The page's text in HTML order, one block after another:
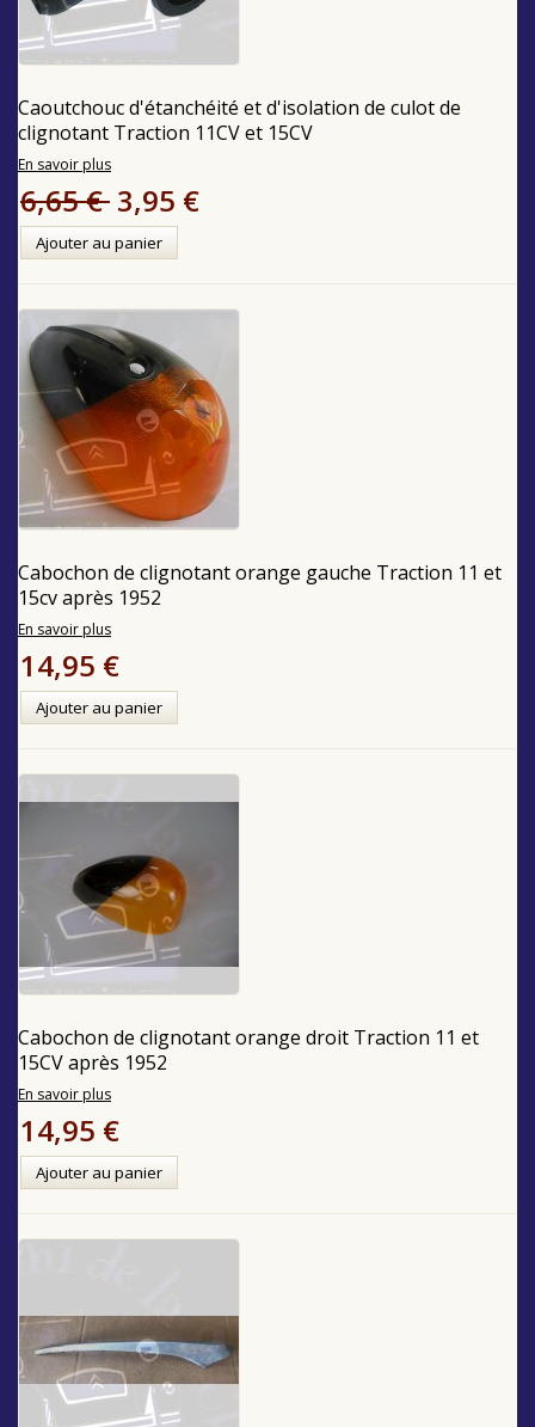
Caoutchouc d'étanchéité et d'isolation de culot de
clignotant Traction 11CV et 15CV
En savoir plus
6,65 € 3,95 €
Ajouter au panier
Cabochon de clignotant orange gauche Traction 11 et
15cv après 1952
En savoir plus
14,95 €
Ajouter au panier
Cabochon de clignotant orange droit Traction 11 et
15CV après 1952
En savoir plus
14,95 €
Ajouter au panier